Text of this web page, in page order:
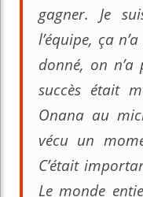
gagner. Je
l’équipe, ça
donné, on
succès était
Onana au
vécu un
C’était
Le monde